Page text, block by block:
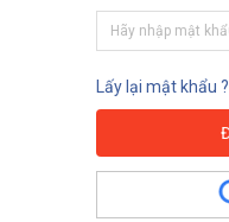
Lấy lại mật khẩu ?